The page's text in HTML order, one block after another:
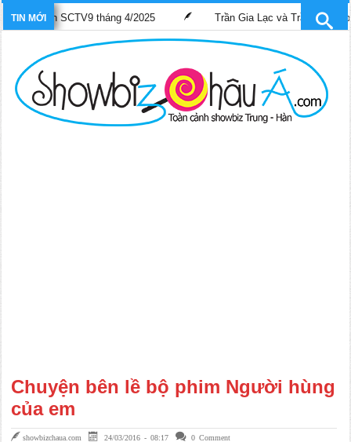
TIN MỚI
SCTV9 tháng 4/2025 Trần Gia Lạc và Trần Hiểu Hoa lần đầu
Chuyện bên lề bộ phim Người hùng
của em
showbizchaua.com 24/03/2016 - 08:17 0 Comment